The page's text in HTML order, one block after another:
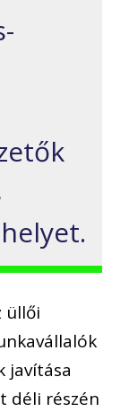
üllői
javítása
déli részén